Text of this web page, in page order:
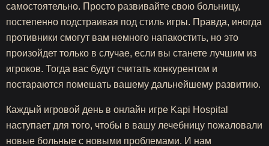
самостоятельно. Просто развивайте свою больницу,
постепенно подстраивая под стиль игры. Правда, иногда
противники смогут вам немного напакостить, но это
произойдет только в случае, если вы станете лучшим из
игроков. Тогда вас будут считать конкурентом и
постараются помешать вашему дальнейшему развитию.
Каждый игровой день в онлайн игре Kapi Hospital
наступает для того, чтобы в вашу лечебницу пожаловали
новые больные с новыми проблемами. И нам